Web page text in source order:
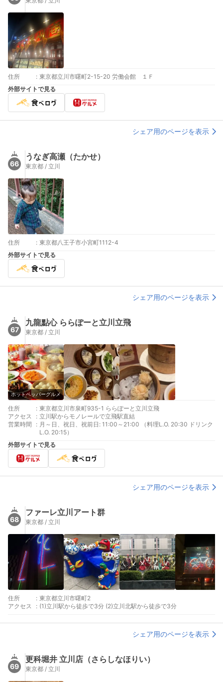
住所 : 東京都立川市曙町2-15-20 労働会館 １Ｆ
外部サイトで見る
シェア用のページを表示
66
うなぎ高瀬（たかせ）
東京都 / 立川
住所 : 東京都八王子市小宮町1112-4
外部サイトで見る
シェア用のページを表示
67
九龍點心 ららぽーと立川立飛
東京都 / 立川
ホットペッパーグルメ
住所 : 東京都立川市泉町935-1 ららぽーと立川立飛
アクセス
: 立川駅からモノレールで立飛駅直結
営業時間
: 月～日、祝日、祝前日: 11:00～21:00 （料理L.O. 20:30 ドリンク
L.O. 20:15）
外部サイトで見る
シェア用のページを表示
68
ファーレ立川アート群
東京都 / 立川
住所 : 東京都立川市曙町2
アクセス
: (1)立川駅から徒歩で3分 (2)立川北駅から徒歩で3分
シェア用のページを表示
69
更科堀井 立川店（さらしなほりい）
東京都 / 立川